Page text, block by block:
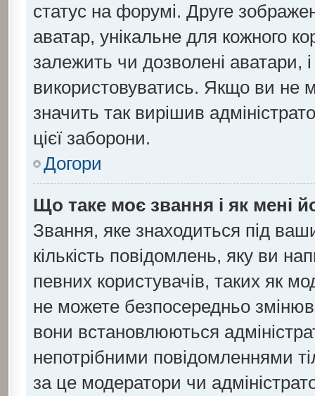
статус на форумі. Друге
аватар, унікальне для кожного
залежить чи дозволені аватари,
використовуватись. Якщо ви не
значить так вирішив
цієї заборони.
Догори
Що таке моє звання і як мені
Звання, яке знаходиться під
кількість повідомлень, яку ви
певних користувачів, таких як
не можете безпосередньо
вони встановлюються
непотрібними повідомленнями
за це модератори чи